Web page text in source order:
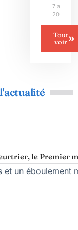
7 août
2026
Tout
voir
le Premier
un